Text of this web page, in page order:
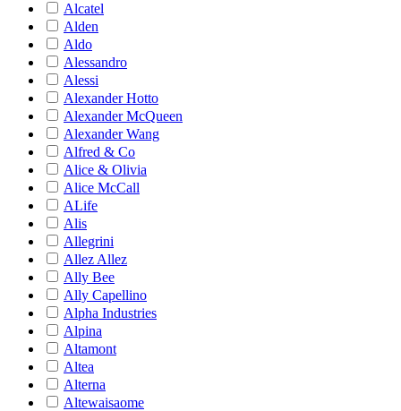
Alcatel
Alden
Aldo
Alessandro
Alessi
Alexander Hotto
Alexander McQueen
Alexander Wang
Alfred & Co
Alice & Olivia
Alice McCall
ALife
Alis
Allegrini
Allez Allez
Ally Bee
Ally Capellino
Alpha Industries
Alpina
Altamont
Altea
Alterna
Altewaisaome